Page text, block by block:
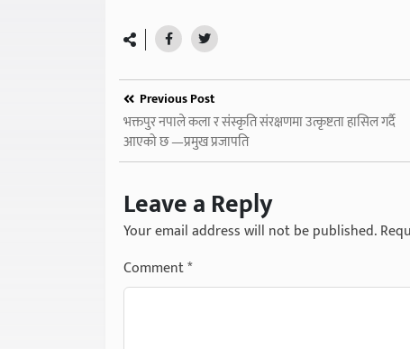
Previous Post
भक्तपुर नपाले कला र संस्कृति संरक्षणमा उत्कृष्टता हासिल गर्दै
आएको छ —प्रमुख प्रजापति
Leave a Reply
Your email address will not be published.
Comment*